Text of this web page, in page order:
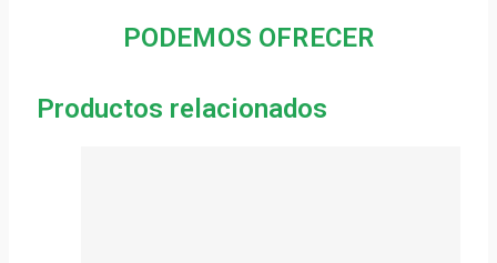
PODEMOS OFRECER
Productos relacionados